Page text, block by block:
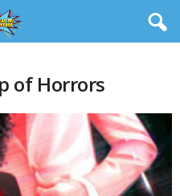
of Horrors